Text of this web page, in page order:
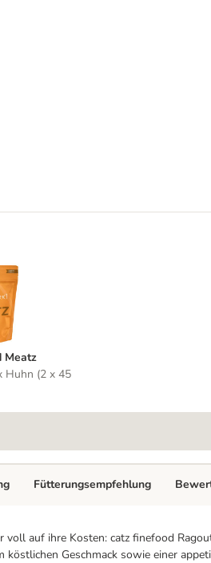
Meatz
Meatz
Huhn (2 x 45
voll auf ihre Kosten: catz finefood
Geschmack sowie einer
Fütterungsempfehlung